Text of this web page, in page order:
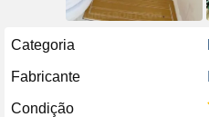
Categoria
Fabricante
Condição